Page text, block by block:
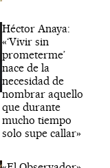
Héctor Anaya:
«‘Vivir sin
prometerme’
nace de la
necesidad de
nombrar aquello
que durante
mucho tiempo
solo supe callar»